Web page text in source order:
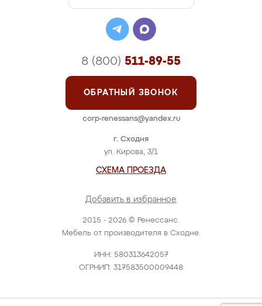
2015 - 2026 © Ренессанс.
Мебель от производителя в Сходне.
ИНН: 580313642057
ОГРНИП: 317583500009448
г. Сходня
ул. Кирова, 3/1
СХЕМА ПРОЕЗДА
Добавить в избранное
8 (800) 511-89-55
ОБРАТНЫЙ ЗВОНОК
corp-renessans@yandex.ru